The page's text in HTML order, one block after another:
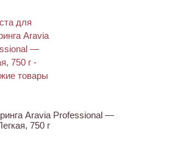
Aravia Professional —
750 г